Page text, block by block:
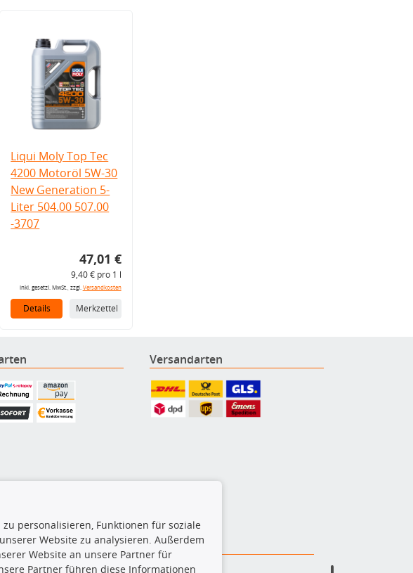
Liqui Moly Top Tec
4200 Motoröl 5W-30
New Generation 5-
Liter 504.00 507.00
-3707
47,01 €
9,40 € pro 1 l
inkl. gesetzl. MwSt., zzgl. Versandkosten
Details Merkzettel
Versandarten
personalisieren, Funktionen für soziale
Website zu analysieren. Außerdem
Website an unsere Partner für
Partner führen diese Informationen